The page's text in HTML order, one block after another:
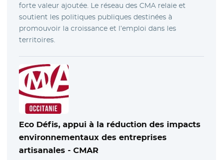
forte valeur ajoutée. Le réseau des CMA relaie et
soutient les politiques publiques destinées à
promouvoir la croissance et l’emploi dans les
territoires.
Eco Défis, appui à la réduction des impacts
environnementaux des entreprises
artisanales -CMAR